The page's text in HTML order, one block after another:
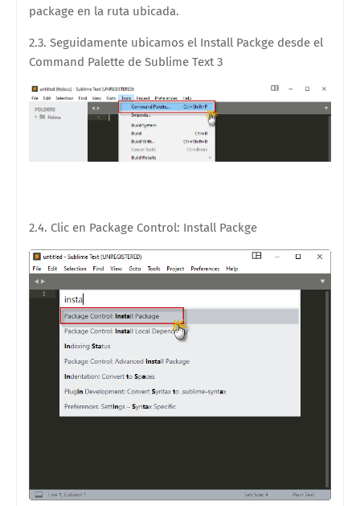
package en la ruta ubicada.
2.3. Seguidamente ubicamos el Install Packge desde el
Command Palette de Sublime Text 3
2.4. Clic en Package Control: Install Packge